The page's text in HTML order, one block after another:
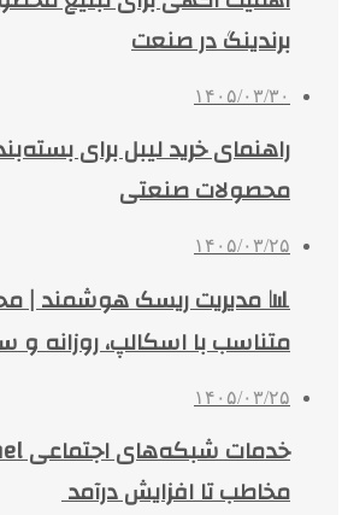
برندینگ در صنعت
۱۴۰۵/۰۳/۳۰
راهنمای خرید لیبل برای
محصولات صنعتی
۱۴۰۵/۰۳/۲۵
📊 مدیریت ریسک هوشمند |
متناسب با اسکالپ، روزانه و
۱۴۰۵/۰۳/۲۵
مخاطب تا افزایش درآمد